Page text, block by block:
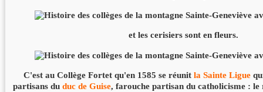
et les cerisiers sont en fleurs.
C'est au Collège Fortet qu'en 1585 se réunitla Sainte Ligue
partisans duduc de Guise, farouche partisan du catholicisme :